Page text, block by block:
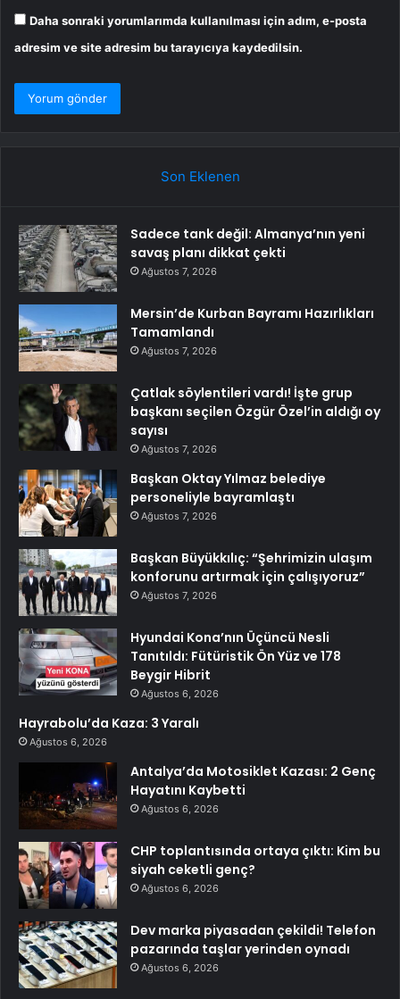
Daha sonraki yorumlarımda kullanılması için adım, e-posta
adresim ve site adresim bu tarayıcıya kaydedilsin.
Son Eklenen
Sadece tank değil: Almanya’nın yeni
savaş planı dikkat çekti
Ağustos 7, 2026
Mersin’de Kurban Bayramı Hazırlıkları
Tamamlandı
Ağustos 7, 2026
Çatlak söylentileri vardı! İşte grup
başkanı seçilen Özgür Özel’in aldığı oy
sayısı
Ağustos 7, 2026
Başkan Oktay Yılmaz belediye
personeliyle bayramlaştı
Ağustos 7, 2026
Başkan Büyükkılıç: “Şehrimizin ulaşım
konforunu artırmak için çalışıyoruz”
Ağustos 7, 2026
Hyundai Kona’nın Üçüncü Nesli
Tanıtıldı: Fütüristik Ön Yüz ve 178
Beygir Hibrit
Ağustos 6, 2026
Hayrabolu’da Kaza: 3 Yaralı
Ağustos 6, 2026
Antalya’da Motosiklet Kazası: 2 Genç
Hayatını Kaybetti
Ağustos 6, 2026
CHP toplantısında ortaya çıktı: Kim bu
siyah ceketli genç?
Ağustos 6, 2026
Dev marka piyasadan çekildi! Telefon
pazarında taşlar yerinden oynadı
Ağustos 6, 2026